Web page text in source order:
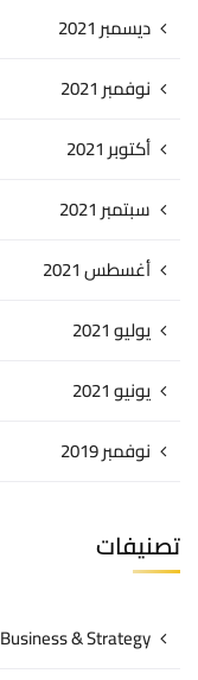
ديسمبر 2021
نوفمبر 2021
أكتوبر 2021
سبتمبر 2021
أغسطس 2021
يوليو 2021
يونيو 2021
نوفمبر 2019
تصنيفات
Business & Strategy